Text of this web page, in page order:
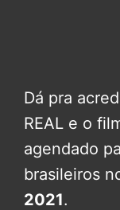
Dá pra
REAL e o
agendado
brasileiros
2021.